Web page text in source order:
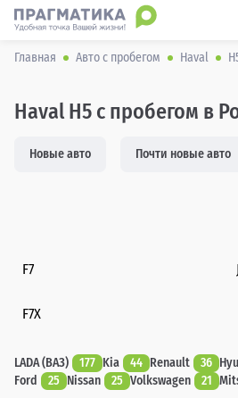
Главная Авто с пробегом Haval
Haval H5 с пробегом в
Новые авто Почти новые авто
F7
F7X
LADA (ВАЗ) 177 Kia 44 Renault 36
Ford
25 Nissan 25 Volkswagen 21